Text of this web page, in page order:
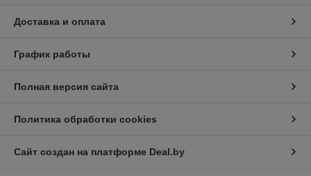
Доставка и оплата
График работы
Полная версия сайта
Политика обработки cookies
Сайт создан на платформе Deal.by